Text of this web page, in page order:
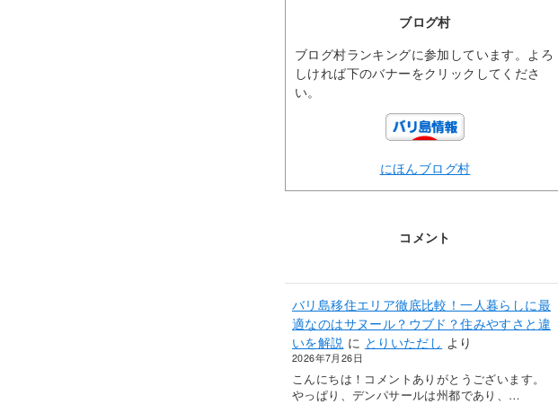
ブログ村
ブログ村ランキングに参加しています。よろ
しければ下のバナーをクリックしてくださ
い。
にほんブログ村
コメント
バリ島移住エリア徹底比較！一人暮らしに最
適なのはサヌール？ウブド？住みやすさと違
いを解説 に とりいただし より
2026年7月26日
こんにちは！コメントありがとうございます。
やっぱり、デンパサールは州都であり、…